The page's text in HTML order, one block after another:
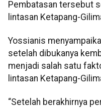
Pembatasan tersebut
lintasan Ketapang-
Yossianis
setelah dibukanya
menjadi salah satu
lintasan Ketapang-
“Setelah berakhirnya